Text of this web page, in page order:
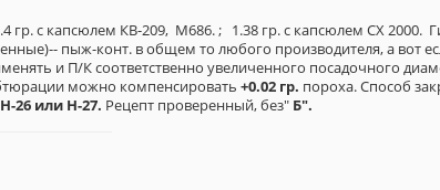
с капсюлем КВ-209, М686. ; 1.38 гр. с капсюлем СХ 2000.
пыж-конт. в общем то любого производителя, а вот
и П/К соответственно увеличенного посадочного
можно компенсировать +0.02 гр. пороха. Способ
Н-26 или Н-27. Рецепт проверенный, без" Б".